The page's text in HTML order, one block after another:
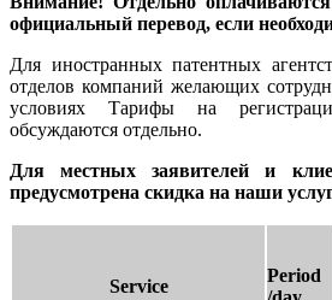
официальный перевод, если
Для иностранных патентных
отделов компаний желающих
условиях Тарифы на
обсуждаются отдельно.
Для местных заявителей и
предусмотрена скидка на наши
Service
Period